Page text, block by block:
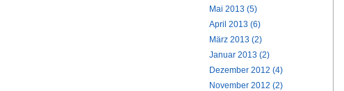
Mai 2013 (5)
April 2013 (6)
März 2013 (2)
Januar 2013 (2)
Dezember 2012 (4)
November 2012 (2)